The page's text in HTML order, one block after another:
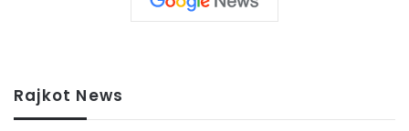
Rajkot News